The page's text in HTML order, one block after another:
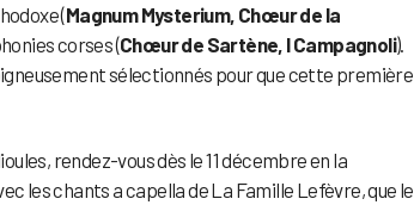
(Magnum Mysterium, Chœur de la
corses (Chœur de Sartène, I Campagnoli).
sélectionnés pour que cette première
rendez-vous dès le 11 décembre en la
les chants a capella de La Famille Lefèvre, que le